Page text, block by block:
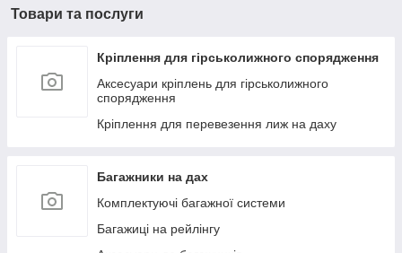
Товари та послуги
Кріплення для гірськолижного спорядження
Аксесуари кріплень для гірськолижного
спорядження
Кріплення для перевезення лиж на даху
Багажники на дах
Комплектуючі багажної системи
Багажиці на рейлінгу